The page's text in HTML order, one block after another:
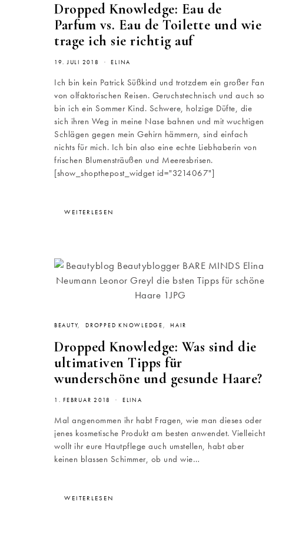
Dropped Knowledge: Eau de
Parfum vs. Eau de Toilette und wie
trage ich sie richtig auf
19. JULI 2018 ELINA
Ich bin kein Patrick Süßkind und trotzdem ein großer Fan
von olfaktorischen Reisen. Geruchstechnisch und auch so
bin ich ein Sommer Kind. Schwere, holzige Düfte, die
sich ihren Weg in meine Nase bahnen und mit wuchtigen
Schlägen gegen mein Gehirn hämmern, sind einfach
nichts für mich. Ich bin also eine echte Liebhaberin von
frischen Blumensträußen und Meeresbrisen.
[show_shopthepost_widget id="3214067"]
WEITERLESEN
BEAUTY DROPPED KNOWLEDGE HAIR
Dropped Knowledge: Was sind die
ultimativen Tipps für
wunderschöne und gesunde Haare?
1. FEBRUAR 2018 ELINA
Mal angenommen ihr habt Fragen, wie man dieses oder
jenes kosmetische Produkt am besten anwendet. Vielleicht
wollt ihr eure Hautpflege auch umstellen, habt aber
keinen blassen Schimmer, ob und wie…
WEITERLESEN